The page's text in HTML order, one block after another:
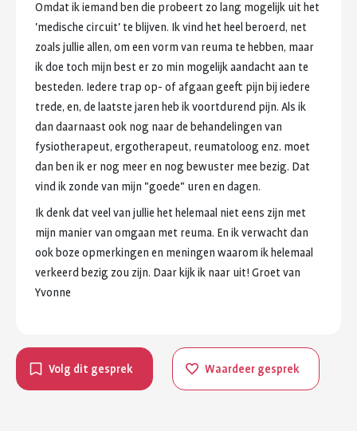
Omdat ik iemand ben die probeert zo lang mogelijk uit het
'medische circuit' te blijven. Ik vind het heel beroerd, net
zoals jullie allen, om een vorm van reuma te hebben, maar
ik doe toch mijn best er zo min mogelijk aandacht aan te
besteden. Iedere trap op- of afgaan geeft pijn bij iedere
trede, en, de laatste jaren heb ik voortdurend pijn. Als ik
dan daarnaast ook nog naarde behandelingen van
fysiotherapeut, ergotherapeut, reumatoloog enz. moet
dan ben ik er nog meeren nog bewuster mee bezig. Dat
vind ik zonde van mijn "goede" uren en dagen.
Ik denk dat veel van jullie het helemaal niet eens zijn met
mijn maniervan omgaan met reuma. En ik verwacht dan
ook boze opmerkingen en meningen waarom ik helemaal
verkeerd bezig zou zijn. Daarkijk ik naar uit! Groet van
Yvonne
Volg dit gesprek Waardeer gesprek